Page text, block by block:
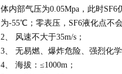
体内部气压为0.05Mpa，此时
为-55℃；零表压，SF6液化点不
2、 风速不大于35m/s；
3、 无易燃、爆炸危险、强烈化
4、 海拔：≤1000m；